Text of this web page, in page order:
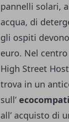
pannelli solari,
acqua, di
gli ospiti
euro. Nel centro
High Street
trova in un
sull’
all’ acquisto di